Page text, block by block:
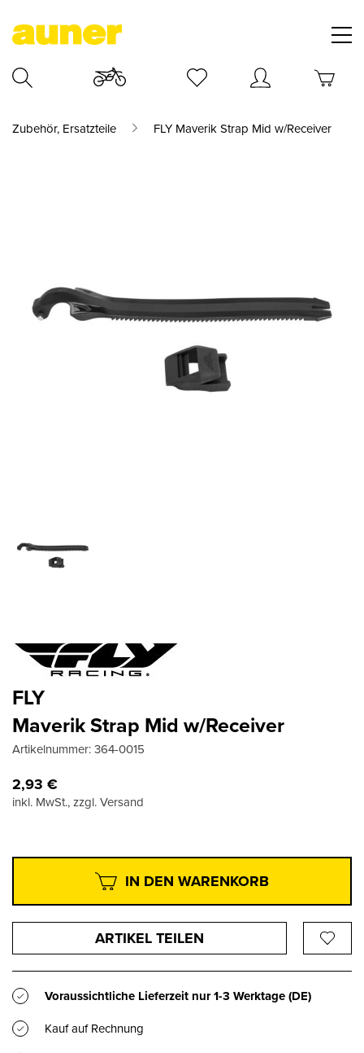
Zubehör, Ersatzteile FLY Maverik Strap Mid w/Receiver
FLY
Maverik Strap Mid w/Receiver
Artikelnummer:364-0015
2,93 €
inkl. MwSt., zzgl. Versand
IN DEN WARENKORB
ARTIKEL TEILEN
Voraussichtliche Lieferzeit nur1-3 Werktage(DE)
Kauf auf Rechnung